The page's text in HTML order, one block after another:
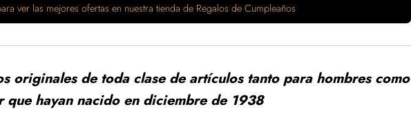
ver las mejores ofertas en nuestra tienda de Regalos de Cumpleaños
originales de toda clase de artículos tanto para hombres como
que hayan nacido en diciembre de 1938